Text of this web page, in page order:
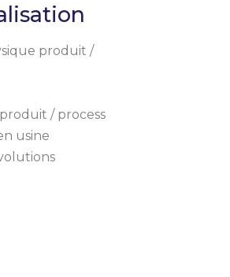
produit /
/ process
usine